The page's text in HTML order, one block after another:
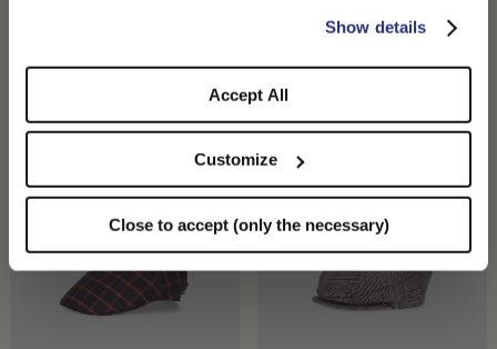
Show details
Accept All
Customize
Close to accept (only the necessary)
STAY HERE
Cesare 8-Panel-